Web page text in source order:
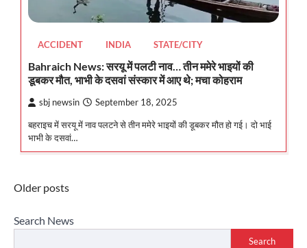
ACCIDENT INDIA STATE/CITY
Bahraich News: सरयू में पलटी नाव… तीन ममेरे भाइयों की
डूबकर मौत, भाभी के दसवां संस्कार में आए थे; मचा कोहराम
sbj newsin September 18, 2025
बहराइच में सरयू में नाव पलटने से तीन ममेरे भाइयों की डूबकर मौत हो गई। दो भाई
भाभी के दसवां…
Posts
Older posts
Search News
Search